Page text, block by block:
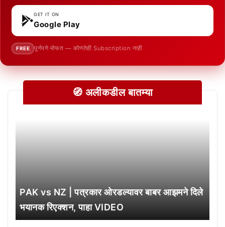
GET IT ON
Google Play
FREE पूर्णपणे मोफत — कोणतेही Subscription नाही
🧭 अलीकडील बातम्या
PAK vs NZ | पत्रकार ओरडल्यावर बाबर आझमने दिले
भयानक रिएक्शन, पाहा VIDEO